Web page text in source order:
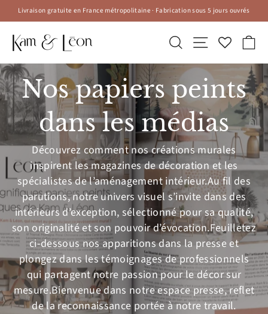
Passer
Diaporama
Livraison gratuite en France métropolitaine · Fabrication sous 5 jours ouvrés
RechercherNavigation
Nos papiers peints
dans les médias
Découvrez comment nos créations murales
inspirent les magazines de décoration et les
spécialistes de l’aménagement intérieur.Au fil des
parutions, notre univers visuel s’invite dans des
intérieurs d’exception, sélectionné pour sa qualité,
son originalité et son pouvoir d’évocation.Feuilletez
ci-dessous nos apparitions dans la presse et
plongez dans les témoignages de professionnels
qui partagent notre passion pour le décor sur
mesure.Bienvenue dans notre espace presse, reflet
de la reconnaissance portée à notre travail.